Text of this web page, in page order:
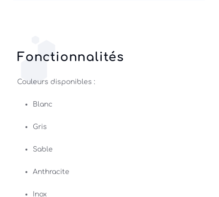
Fonctionnalités
Couleurs disponibles :
Blanc
Gris
Sable
Anthracite
Inox